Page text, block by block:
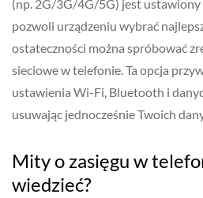
(np. 2G/3G/4G/5G) jest
pozwoli urządzeniu wybrać
ostateczności można spróbować
sieciowe w telefonie. Ta opcja
ustawienia Wi-Fi, Bluetooth i
usuwając jednocześnie Twoich
Mity o zasięgu w
wiedzieć?